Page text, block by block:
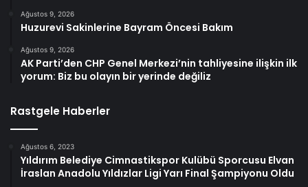
Ağustos 9, 2026
Huzurevi Sakinlerine Bayram Öncesi Bakım
Ağustos 9, 2026
AK Parti’den CHP Genel Merkezi’nin tahliyesine ilişkin ilk
yorum: Biz bu olayın bir yerinde değiliz
Rastgele Haberler
Ağustos 6, 2023
Yıldırım Belediye Cimnastikspor Kulübü Sporcusu Elvan
İraslan Anadolu Yıldızlar Ligi Yarı Final Şampiyonu Oldu